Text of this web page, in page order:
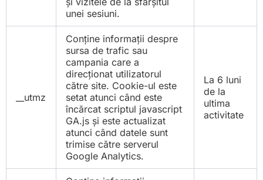
unei sesiuni.
__utmz
Conține informații despre
sursa de trafic sau
campania care a
direcționat utilizatorul
către site. Cookie-ul este
setat atunci când este
încărcat scriptul javascript
GA.js și este actualizat
atunci când datele sunt
trimise către serverul
Google Analytics.
La 6 luni
de la
ultima
activitate